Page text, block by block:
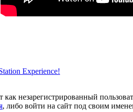
Experience!
незарегистрированный
, либо войти на сайт под своим